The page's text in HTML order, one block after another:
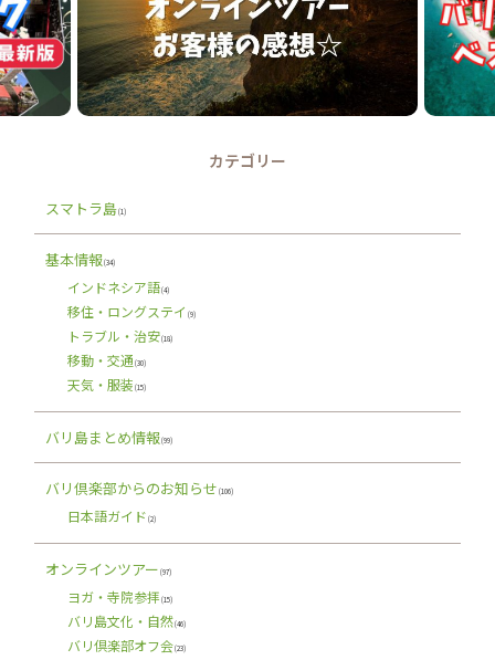
カテゴリー
スマトラ島(1)
基本情報(34)
インドネシア語(4)
移住・ロングステイ (9)
トラブル・治安(18)
移動・交通 (30)
天気・服装 (15)
バリ島まとめ情報(99)
バリ倶楽部からのお知らせ (106)
日本語ガイド (2)
オンラインツアー (97)
ヨガ・寺院参拝 (15)
バリ島文化・自然(46)
バリ倶楽部オフ会(23)